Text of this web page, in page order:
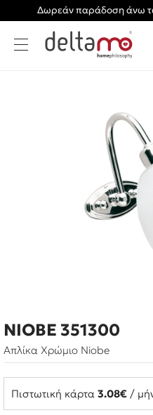
Δωρεάν παράδοση άνω
NIOBE 351300
Απλίκα Χρώμιο Niobe
Πιστωτική κάρτα 3.08€ /